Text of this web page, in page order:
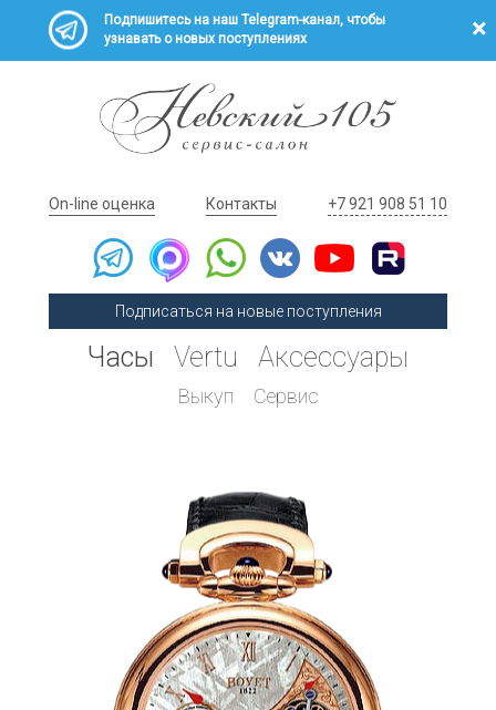
Подпишитесь на наш Telegram-канал, чтобы
узнавать о новых поступлениях
On-line оценка Контакты +7 921 908 51 10
Подписаться на новые поступления
Часы Vertu Аксессуары
Выкуп Сервис